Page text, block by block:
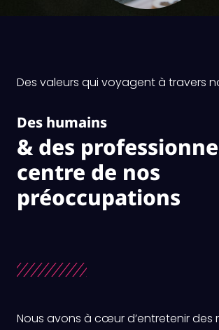
Des valeurs qui voyagent à travers
Des humains
& des
centre de nos
préoccupations
Nous avons à cœur d’entretenir des